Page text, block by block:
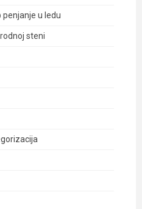
penjanje u ledu
steni